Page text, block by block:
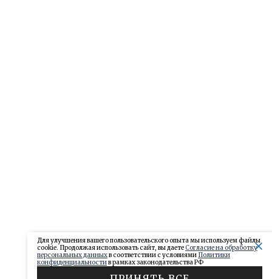
Для улучшения вашего пользовательского опыта мы используем файлы
cookie. Продолжая использовать сайт, вы даетеСогласие на обработку
персональных данныхв соответствии с условиями Политики
конфиденциальностив рамках законодательства РФ